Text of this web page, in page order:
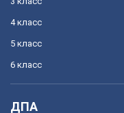
4 класс
5 класс
6 класс
ДПА